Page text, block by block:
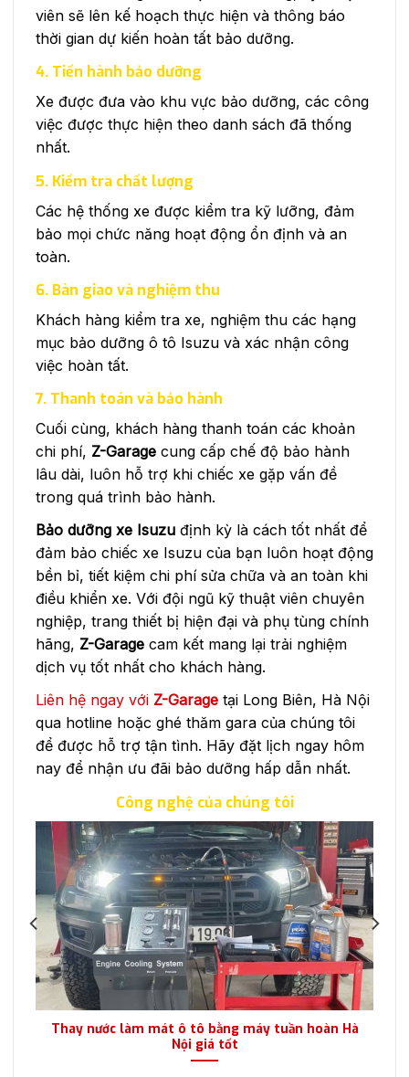
viên sẽ lên kế hoạch thực hiện và thông báo
thời gian dự kiến hoàn tất bảo dưỡng.
4. Tiến hành bảo dưỡng
Xe được đưa vào khu vực bảo dưỡng, các công
việc được thực hiện theo danh sách đã thống
nhất.
5. Kiểm tra chất lượng
Các hệ thống xe được kiểm tra kỹ lưỡng, đảm
bảo mọi chức năng hoạt động ổn định và an
toàn.
6. Bàn giao và nghiệm thu
Khách hàng kiểm tra xe, nghiệm thu các hạng
mục bảo dưỡng ô tô Isuzu và xác nhận công
việc hoàn tất.
7. Thanh toán và bảo hành
Cuối cùng, khách hàng thanh toán các khoản
chi phí, Z-Garage cung cấp chế độ bảo hành
lâu dài, luôn hỗ trợ khi chiếc xe gặp vấn đề
trong quá trình bảo hành.
Bảo dưỡng xe Isuzu định kỳ là cách tốt nhất để
đảm bảo chiếc xe Isuzu của bạn luôn hoạt động
bền bỉ, tiết kiệm chi phí sửa chữa và an toàn khi
điều khiển xe. Với đội ngũ kỹ thuật viên chuyên
nghiệp, trang thiết bị hiện đại và phụ tùng chính
hãng, Z-Garage cam kết mang lại trải nghiệm
dịch vụ tốt nhất cho khách hàng.
Liên hệ ngay với Z-Garage tại Long Biên, Hà Nội
qua hotline hoặc ghé thăm gara của chúng tôi
để được hỗ trợ tận tình. Hãy đặt lịch ngay hôm
nay để nhận ưu đãi bảo dưỡng hấp dẫn nhất.
Công nghệ của chúng tôi
Thay nước làm mát ô tô bằng máy tuần hoàn Hà
Nội giá tốt